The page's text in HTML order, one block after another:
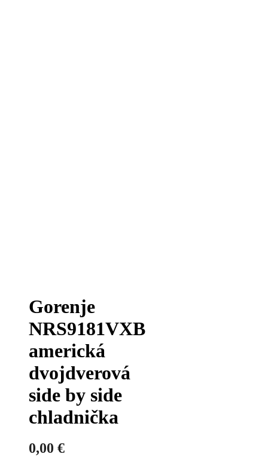
Gorenje
NRS9181VXB
americká
dvojdverová
side by side
chladnička
0,00 €